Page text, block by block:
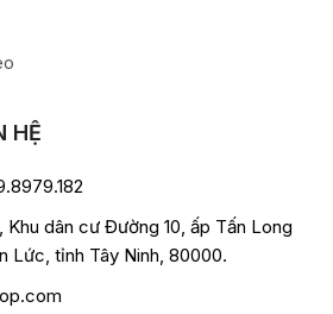
HỆ
Khu dân cư Đường 10, ấp Tấn Long
Lức, tỉnh Tây Ninh, 80000.